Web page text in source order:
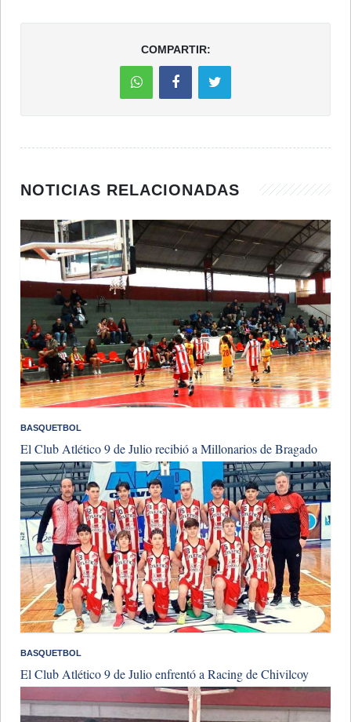
COMPARTIR:
NOTICIAS RELACIONADAS
BASQUETBOL
El Club Atlético 9 de Julio recibió a Millonarios de Bragado
BASQUETBOL
El Club Atlético 9 de Julio enfrentó a Racing de Chivilcoy